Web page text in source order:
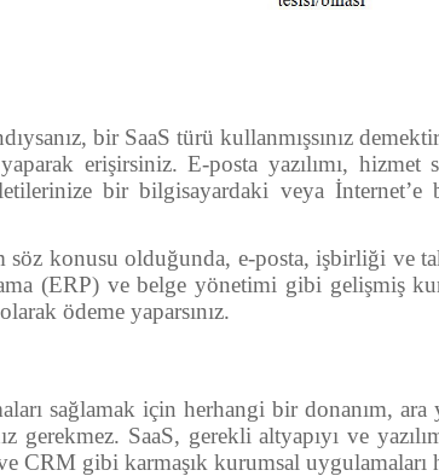
bir SaaS türü kullanmışsınız
erişirsiniz. E-posta yazılımı, hizmet
bir bilgisayardaki veya İnternet’e
konusu olduğunda, e-posta, işbirliği ve
(ERP) ve belge yönetimi gibi gelişmiş
ödeme yaparsınız.
sağlamak için herhangi bir donanım, ara
SaaS, gerekli altyapıyı ve
CRM gibi karmaşık kurumsal uygulamaları